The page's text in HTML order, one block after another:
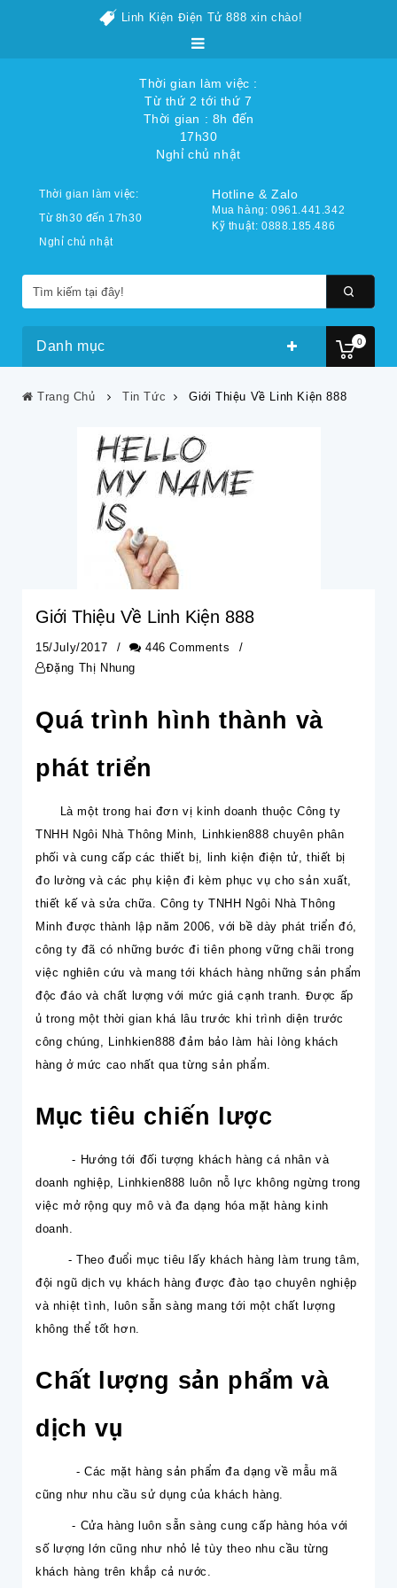
Linh Kiện Điện Tử 888 xin chào!
Thời gian làm việc :
Từ thứ 2 tới thứ 7
Thời gian : 8h đến
17h30
Nghỉ chủ nhật
0
Thời gian làm việc:
Từ 8h30 đến 17h30
Nghỉ chủ nhật
Hotline & Zalo
Mua hàng: 0961.441.342
Kỹ thuật: 0888.185.486
Danh mục
Trang Chủ Tin Tức Giới Thiệu Về Linh Kiện 888
Giới Thiệu Về Linh Kiện 888
15/July/2017
446 Comments
Đặng Thị Nhung
Quá trình hình thành và
phát triển
Là một trong hai đơn vị kinh doanh thuộc Công ty
TNHH Ngôi Nhà Thông Minh, Linhkien888 chuyên phân
phối và cung cấp các thiết bị, linh kiện điện tử, thiết bị
đo lường và các phụ kiện đi kèm phục vụ cho sản xuất,
thiết kế và sửa chữa. Công ty TNHH Ngôi Nhà Thông
Minh được thành lập năm 2006, với bề dày phát triển đó,
công ty đã có những bước đi tiên phong vững chãi trong
việc nghiên cứu và mang tới khách hàng những sản phẩm
độc đáo và chất lượng với mức giá cạnh tranh. Được ấp
ủ trong một thời gian khá lâu trước khi trình diện trước
công chúng, Linhkien888 đảm bảo làm hài lòng khách
hàng ở mức cao nhất qua từng sản phẩm.
Mục tiêu chiến lược
- Hướng tới đối tượng khách hàng cá nhân và
doanh nghiệp, Linhkien888 luôn nỗ lực không ngừng trong
việc mở rộng quy mô và đa dạng hóa mặt hàng kinh
doanh.
- Theo đuổi mục tiêu lấy khách hàng làm trung tâm,
đội ngũ dịch vụ khách hàng được đào tạo chuyên nghiệp
và nhiệt tình, luôn sẵn sàng mang tới một chất lượng
không thể tốt hơn.
Chất lượng sản phẩm và
dịch vụ
- Các mặt hàng sản phẩm đa dạng về mẫu mã
cũng như nhu cầu sử dụng của khách hàng.
- Cửa hàng luôn sẵn sàng cung cấp hàng hóa với
số lượng lớn cũng như nhỏ lẻ tùy theo nhu cầu từng
khách hàng trên khắp cả nước.